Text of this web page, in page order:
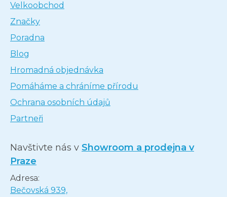
Velkoobchod
Značky
Poradna
Blog
Hromadná objednávka
Pomáháme a chráníme přírodu
Ochrana osobních údajů
Partneři
Navštivte nás v Showroom a prodejna v
Praze
Adresa:
Bečovská 939,